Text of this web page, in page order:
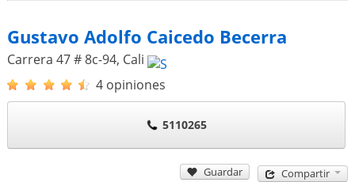
Gustavo Adolfo Caicedo Becerra
Carrera 47 # 8c-94, Cali
4 opiniones
5110265
Guardar Compartir